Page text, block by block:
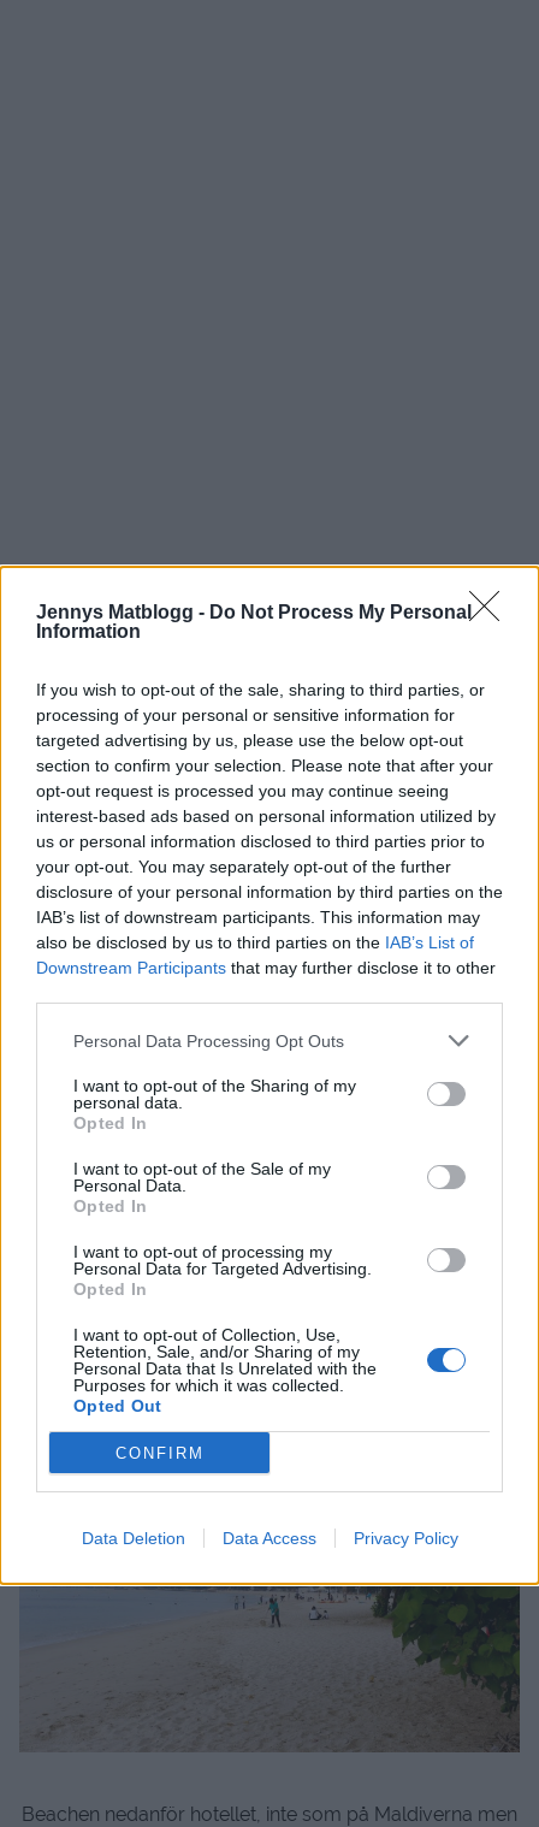
Jennys Matblogg - Do Not Process My Personal
Information
If you wish to opt-out of the sale, sharing to third parties, or
processing of your personal or sensitive information for
targeted advertising by us, please use the below opt-out
section to confirm your selection. Please note that after your
opt-out request is processed you may continue seeing
interest-based ads based on personal information utilized by
us or personal information disclosed to third parties prior to
your opt-out. You may separately opt-out of the further
disclosure of your personal information by third parties on the
IAB’s list of downstream participants. This information may
also be disclosed by us to third parties on the IAB’s List of
Downstream Participants that may further disclose it to other
Personal Data Processing Opt Outs
I want to opt-out of the Sharing of my
personal data.
Opted In
I want to opt-out of the Sale of my
Personal Data.
Opted In
I want to opt-out of processing my
Personal Data for Targeted Advertising.
Opted In
I want to opt-out of Collection, Use,
Retention, Sale, and/or Sharing of my
Personal Data that Is Unrelated with the
Purposes for which it was collected.
Opted Out
CONFIRM
Data Deletion Data Access Privacy Policy
Hej,
Tänkte skriva om våra sista dagar i Hong Kong som vi i
och för sig mest spenderade vid poolen samt på stan.
Vi hade lätt kunnat stanna ett par dagar till, men det är
skola och jobb som sätter stopp. Fast vi fick 8 fantastiska
dagar så vi är sjukt nöjda över hela resan. När jag sitter
där på ålderdomshemmet i min gungstol så kommer
jag att tänka på denna resan, det är jag säker på.
Beachen nedanför hotellet, inte som på Maldiverna men